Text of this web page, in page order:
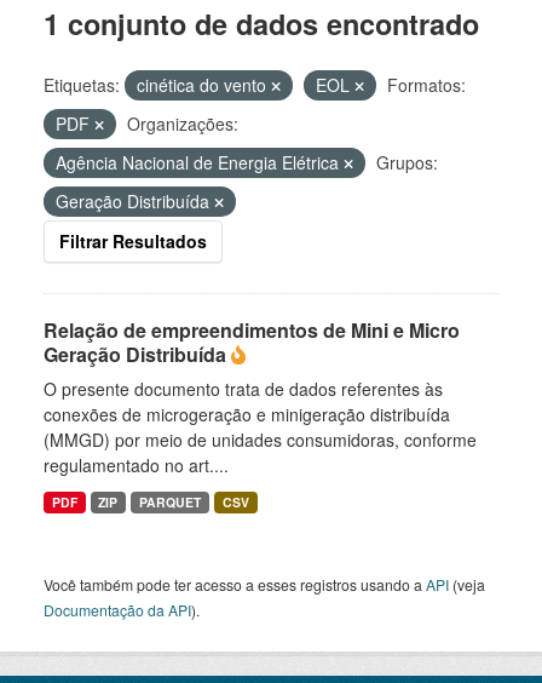
1 conjunto de dados encontrado
Etiquetas: cinética do vento EOL
Formatos:
PDF
Organizações:
Agência Nacional de Energia Elétrica
Grupos:
Geração Distribuída
Filtrar Resultados
Relação de empreendimentos de Mini e Micro
Geração Distribuída
O presente documento trata de dados referentes às
conexões de microgeração e minigeração distribuída
(MMGD) por meio de unidades consumidoras, conforme
regulamentado no art....
PDF ZIP PARQUET CSV
Você também pode ter acesso a esses registros usando a API (veja
Documentação da API).